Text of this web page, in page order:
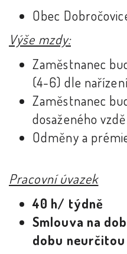
Obec
Výše mzdy:
Zaměstnanec
(4-6) dle
Zaměstnanec
dosaženého
Odměny a
Pracovní úvazek
40 h/ týdně
Smlouva na
dobu neurčitou